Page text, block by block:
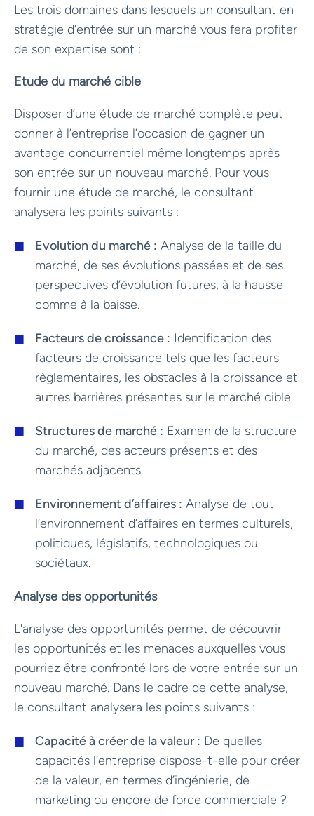
Les trois domaines dans lesquels un consultant en
stratégie d’entrée sur un marché vous fera profiter
de son expertise sont :
Etude du marché cible
Disposer d’une étude de marché complète peut
donner à l’entreprise l’occasion de gagner un
avantage concurrentiel même longtemps après
son entrée sur un nouveau marché. Pour vous
fournir une étude de marché, le consultant
analysera les points suivants :
Evolution du marché : Analyse de la taille du
marché, de ses évolutions passées et de ses
perspectives d’évolution futures, à la hausse
comme à la baisse.
Facteurs de croissance : Identification des
facteurs de croissance tels que les facteurs
règlementaires, les obstacles à la croissance et
autres barrières présentes sur le marché cible.
Structures de marché : Examen de la structure
du marché, des acteurs présents et des
marchés adjacents.
Environnement d’affaires : Analyse de tout
l’environnement d’affaires en termes culturels,
politiques, législatifs, technologiques ou
sociétaux.
Analyse des opportunités
L'analyse des opportunités permet de découvrir
les opportunités et les menaces auxquelles vous
pourriez être confronté lors de votre entrée sur un
nouveau marché. Dans le cadre de cette analyse,
le consultant analysera les points suivants :
Capacité à créer de la valeur : De quelles
capacités l’entreprise dispose-t-elle pour créer
de la valeur, en termes d’ingénierie, de
marketing ou encore de force commerciale ?